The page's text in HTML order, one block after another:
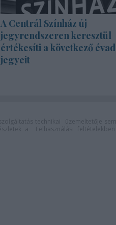
A Centrál Színház új
jegyrendszeren keresztül
értékesíti a következő évad
jegyeit